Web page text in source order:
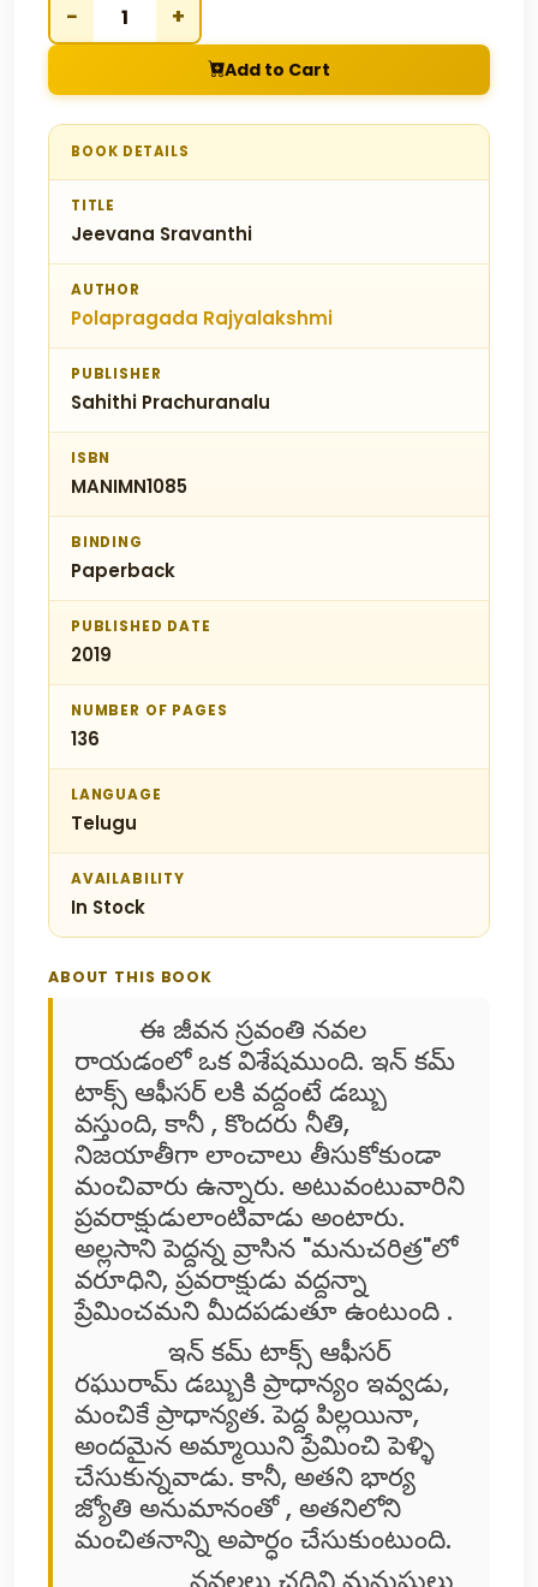
− +
Add to Cart
BOOK DETAILS
TITLE
Jeevana Sravanthi
AUTHOR
Polapragada Rajyalakshmi
PUBLISHER
Sahithi Prachuranalu
ISBN
MANIMN1085
BINDING
Paperback
PUBLISHED DATE
2019
NUMBER OF PAGES
136
LANGUAGE
Telugu
AVAILABILITY
In Stock
ABOUT THIS BOOK
ఈ జీవన స్రవంతి నవల
రాయడంలో ఒక విశేషముంది. ఇన్ కమ్
టాక్స్ ఆఫీసర్ లకి వద్దంటే డబ్బు
వస్తుంది, కానీ , కొందరు నీతి,
నిజయాతీగా లాంచాలు తీసుకోకుండా
మంచివారు ఉన్నారు. అటువంటువారిని
ప్రవరాక్షుడులాంటివాడు అంటారు.
అల్లసాని పెద్దన్న వ్రాసిన "మనుచరిత్ర"లో
వరూధిని, ప్రవరాక్షుడు వద్దన్నా
ప్రేమించమని మీదపడుతూ ఉంటుంది .
ఇన్ కమ్ టాక్స్ ఆఫీసర్
రఘురామ్ డబ్బుకి ప్రాధాన్యం ఇవ్వడు,
మంచికే ప్రాధాన్యత. పెద్ద పిల్లయినా,
అందమైన అమ్మాయిని ప్రేమించి పెళ్ళి
చేసుకున్నవాడు. కానీ, అతని భార్య
జ్యోతి అనుమానంతో , అతనిలోని
మంచితనాన్ని అపార్ధం చేసుకుంటుంది.